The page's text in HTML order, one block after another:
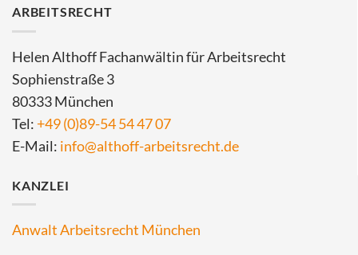
ARBEITSRECHT
Helen Althoff Fachanwältin für Arbeitsrecht
Sophienstraße 3
80333 München
Tel: +49 (0)89-54 54 47 07
E-Mail: info@althoff-arbeitsrecht.de
KANZLEI
Anwalt Arbeitsrecht München